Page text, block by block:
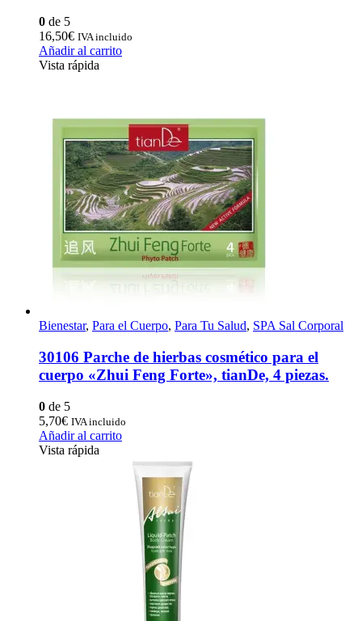
0 de 5
16,50€ IVA incluido
Añadir al carrito
Vista rápida
Bienestar, Para el Cuerpo, Para Tu Salud, SPA Sal Corporal
30106 Parche de hierbas cosmético para el
cuerpo «Zhui Feng Forte», tianDe, 4 piezas.
0 de 5
5,70€ IVA incluido
Añadir al carrito
Vista rápida